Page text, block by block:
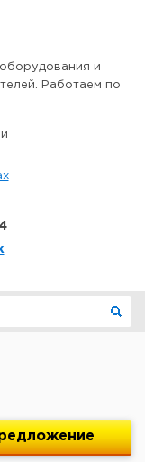
и
Работаем по